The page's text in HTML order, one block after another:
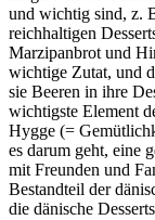
und wichtig sind, z.
reichhaltigen
Marzipanbrot und
wichtige Zutat, und
sie Beeren in ihre
wichtigste Element
Hygge (=
es darum geht, eine
mit Freunden und
Bestandteil der
die dänische